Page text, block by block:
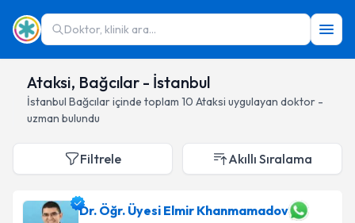
Doktor, klinik ara...
Ataksi, Bağcılar - İstanbul
İstanbul Bağcılariçinde toplam 10 Ataksi uygulayan doktor -
uzman bulundu
Filtrele Akıllı Sıralama
Dr. Öğr. Üyesi Elmir Khanmamadov